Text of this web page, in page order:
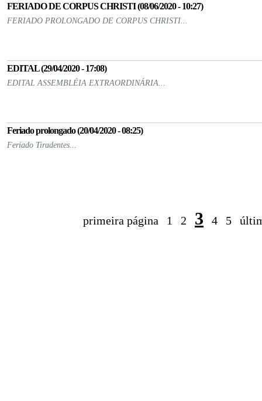
FERIADO DE CORPUS CHRISTI (08/06/2020 - 10:27)
FERIADO PROLONGADO DE CORPUS CHRISTI...
EDITAL (29/04/2020 - 17:08)
EDITAL ASSEMBLÉIA EXTRAORDINÁRIA...
Feriado prolongado (20/04/2020 - 08:25)
Feriado Tiradentes...
primeira página 1 2 3 4 5